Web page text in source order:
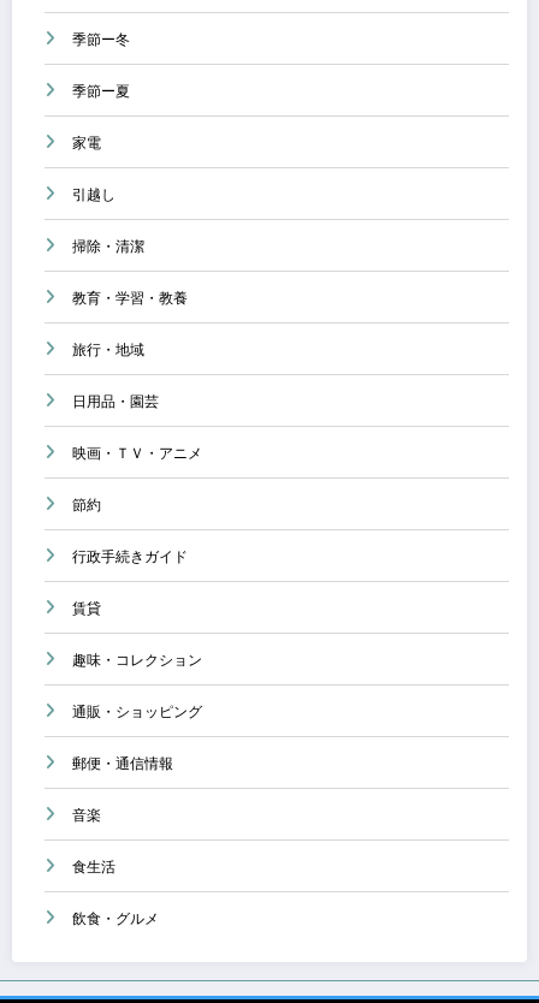
季節ー冬
季節ー夏
家電
引越し
掃除・清潔
教育・学習・教養
旅行・地域
日用品・園芸
映画・ＴＶ・アニメ
節約
行政手続きガイド
賃貸
趣味・コレクション
通販・ショッピング
郵便・通信情報
音楽
食生活
飲食・グルメ